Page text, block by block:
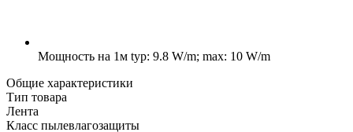
Мощность на 1м typ: 9.8 W/m; max: 10 W/m
Общие характеристики
Тип товара
Лента
Класс пылевлагозащиты